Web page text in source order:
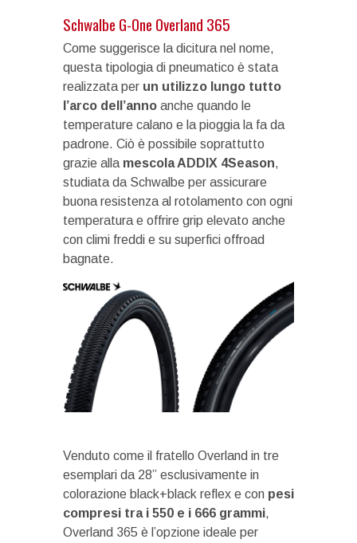
Schwalbe G-One Overland 365
Come suggerisce la dicitura nel nome,
questa tipologia di pneumatico è stata
realizzata per un utilizzo lungo tutto
l’arco dell’anno anche quando le
temperature calano e la pioggia la fa da
padrone. Ciò è possibile soprattutto
grazie alla mescola ADDIX 4Season,
studiata da Schwalbe per assicurare
buona resistenza al rotolamento con ogni
temperatura e offrire grip elevato anche
con climi freddi e su superfici offroad
bagnate.
Venduto come il fratello Overland in tre
esemplari da 28” esclusivamente in
colorazione black+black reflex e con pesi
compresi tra i 550 e i 666 grammi,
Overland 365 è l’opzione ideale per